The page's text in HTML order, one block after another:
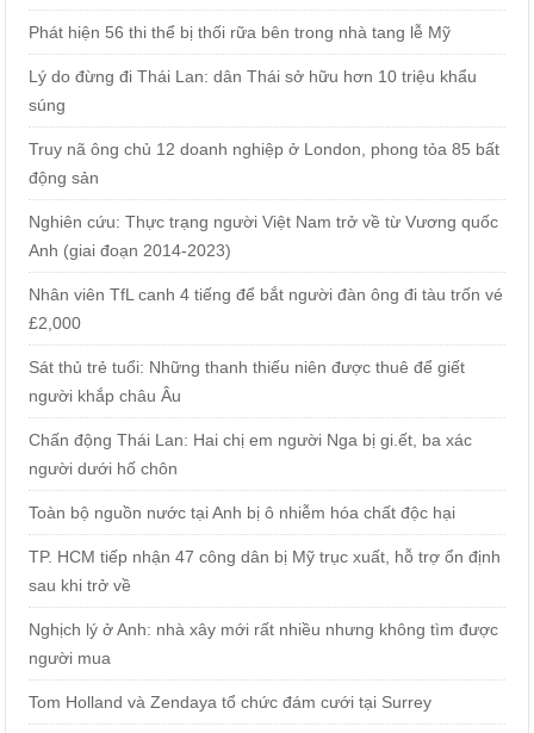
Phát hiện 56 thi thể bị thối rữa bên trong nhà tang lễ Mỹ
Lý do đừng đi Thái Lan: dân Thái sở hữu hơn 10 triệu khẩu
súng
Truy nã ông chủ 12 doanh nghiệp ở London, phong tỏa 85 bất
động sản
Nghiên cứu: Thực trạng người Việt Nam trở về từ Vương quốc
Anh (giai đoạn 2014-2023)
Nhân viên TfL canh 4 tiếng để bắt người đàn ông đi tàu trốn vé
£2,000
Sát thủ trẻ tuổi: Những thanh thiếu niên được thuê để giết
người khắp châu Âu
Chấn động Thái Lan: Hai chị em người Nga bị gi.ết, ba xác
người dưới hố chôn
Toàn bộ nguồn nước tại Anh bị ô nhiễm hóa chất độc hại
TP. HCM tiếp nhận 47 công dân bị Mỹ trục xuất, hỗ trợ ổn định
sau khi trở về
Nghịch lý ở Anh: nhà xây mới rất nhiều nhưng không tìm được
người mua
Tom Holland và Zendaya tổ chức đám cưới tại Surrey